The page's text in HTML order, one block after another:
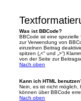
Was ist BBCode?
BBCode ist eine spezielle
zur Verwendung von
einzelnen Beitrag
spitzen („<“ und „>“)
von der Seite zur
Nach oben
Kann ich HTML
Nein, es ist nicht möglich,
können über BBCode
Nach oben